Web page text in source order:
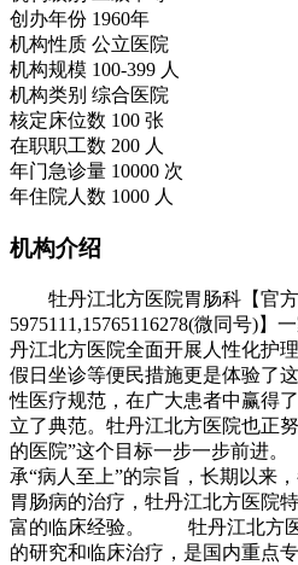
创办年份 1960年
机构性质 公立医院
机构规模 100-399 人
机构类别 综合医院
核定床位数 100 张
在职职工数 200 人
年门急诊量 10000 次
年住院人数 1000 人
机构介绍
牡丹江北方医院胃肠科【官方
5975111,15765116278(微同号)】
丹江北方医院全面开展人性化护
假日坐诊等便民措施更是体验了
性医疗规范，在广大患者中赢得
立了典范。牡丹江北方医院也正
的医院”这个目标一步一步前
承“病人至上”的宗旨，长期以来
胃肠病的治疗，牡丹江北方医院
富的临床经验。 牡丹江北方医
的研究和临床治疗，是国内重点